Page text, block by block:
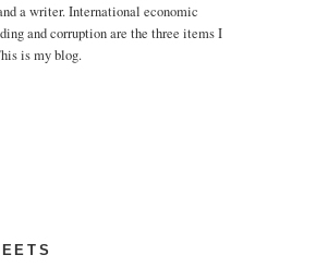
a writer. International economic
and corruption are the three items I
is my blog.